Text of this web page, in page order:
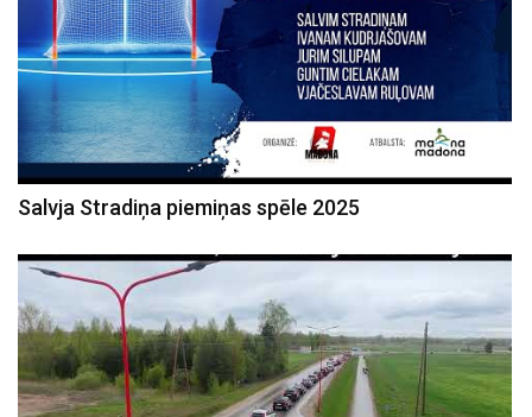
Salvja Stradiņa piemiņas spēle 2025